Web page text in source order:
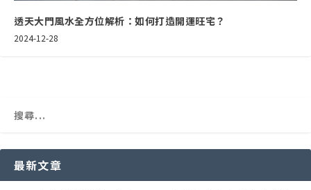
透天大門風水全方位解析：如何打造開運旺宅？
2024-12-28
最新文章